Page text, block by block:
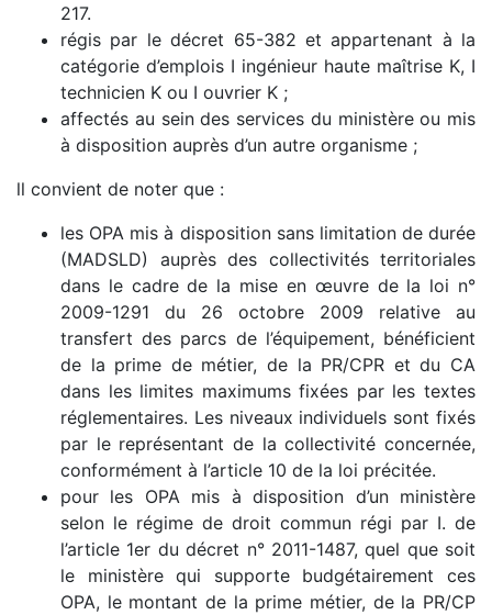
217.
régis par le décret 65-382 et appartenant à la
catégorie d’emplois I ingénieur haute maîtrise K, I
technicien K ou I ouvrier K ;
affectés au sein des services du ministère ou mis
à disposition auprès d’un autre organisme ;
ll convient de noter que :
les OPA mis à disposition sans limitation de durée
(MADSLD) auprès des collectivités territoriales
dans le cadre de la mise en œuvre de la loi n°
2009-1291 du 26 octobre 2009 relative au
transfert des parcs de l’équipement, bénéficient
de la prime de métier, de la PR/CPR et du CA
dans les limites maximums fixées par les textes
réglementaires. Les niveaux individuels sont fixés
par le représentant de la collectivité concernée,
conformément à l’article 10 de la loi précitée.
pour les OPA mis à disposition d’un ministère
selon le régime de droit commun régi par I. de
l’article 1er du décret n° 2011-1487, quel que soit
le ministère qui supporte budgétairement ces
OPA, le montant de la prime métier, de la PR/CP